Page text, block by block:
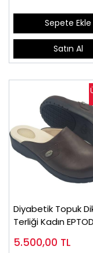
Sepete Ekle
Satın Al
Diyabetik Topuk
Terliği Kadın
5.500,00 TL